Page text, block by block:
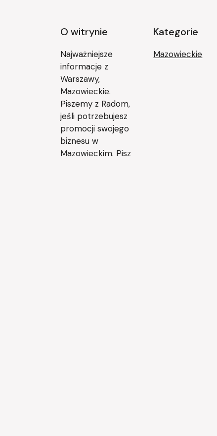
O witrynie
Najważniejsze
informacje z
Warszawy,
Mazowieckie.
Piszemy z Radom,
jeśli potrzebujesz
promocji swojego
biznesu w
Mazowieckim. Pisz
Kategorie
Mazowieckie